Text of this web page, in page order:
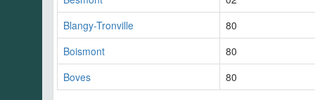
Blangy-Tronville
80
Boismont
80
Boves
80